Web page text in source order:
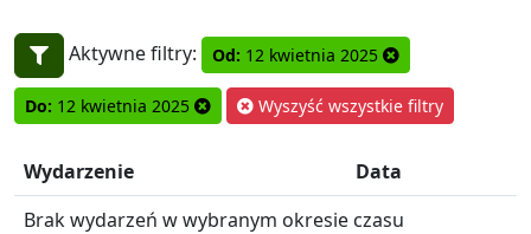
Aktywne filtry: Od: 12 kwietnia 2025
Do: 12 kwietnia 2025 Wyszyść wszystkie filtry
Wydarzenie
Data
Brak wydarzeń w wybranym okresie czasu